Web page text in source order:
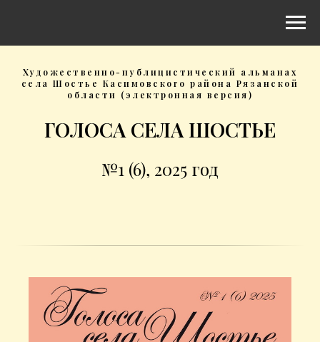
Художественно-публицистический альманах
села Шостье Касимовского района Рязанской
области (электронная версия)
ГОЛОСА СЕЛА ШОСТЬЕ
№1 (6), 2025 год